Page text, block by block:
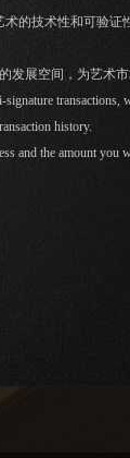
的技术性和可验证
展空间，为艺术市
transactions,
history.
and the amount you